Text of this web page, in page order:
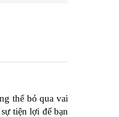
thể bỏ qua vai
tiện lợi để bạn